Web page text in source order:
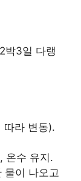
라 변동).
온수 유지.
물이 나오고